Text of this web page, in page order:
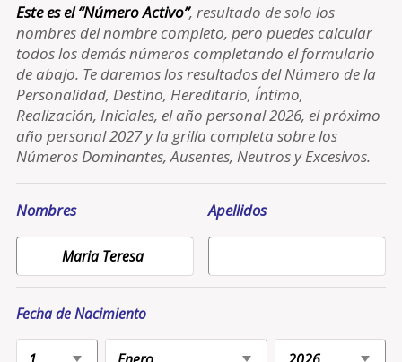
Este es el “Número Activo”, resultado de solo los
nombres del nombre completo, pero puedes calcular
todos los demás números completando el formulario
de abajo. Te daremos los resultados del Número de la
Personalidad, Destino, Hereditario, Íntimo,
Realización, Iniciales, el año personal 2026, el próximo
año personal 2027 y la grilla completa sobre los
Números Dominantes, Ausentes, Neutros y Excesivos.
Nombres Apellidos
Fecha de Nacimiento